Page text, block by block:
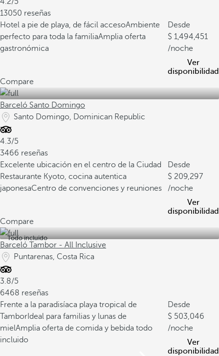
13050 reseñas
Hotel a pie de playa, de fácil accesoAmbiente
perfecto para toda la familiaAmplia oferta
gastronómica
Desde
1,494,451
/noche
Ver
disponibilidad
Compare
Barceló Santo Domingo
Santo Domingo, Dominican Republic
4.3/5
3466 reseñas
Excelente ubicación en el centro de la Ciudad
Restaurante Kyoto, cocina autentica
japonesaCentro de convenciones y reuniones
Desde
209,297
/noche
Ver
disponibilidad
Compare
Todo incluido
Barceló Tambor - All Inclusive
Puntarenas, Costa Rica
3.8/5
6468 reseñas
Frente a la paradisíaca playa tropical de
Tambor Ideal para familias y lunas de
mielAmplia oferta de comida y bebida todo
incluido
Desde
503,046
/noche
Ver
disponibilidad